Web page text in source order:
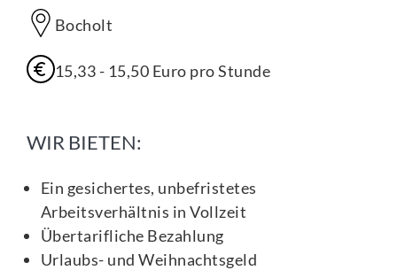
Bocholt
15,33 - 15,50 Euro pro Stunde
WIR BIETEN:
Ein gesichertes, unbefristetes
Arbeitsverhältnis in Vollzeit
Übertarifliche Bezahlung
Urlaubs- und Weihnachtsgeld